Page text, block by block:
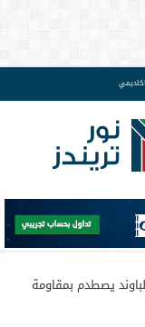
يصطدم بمقاومة